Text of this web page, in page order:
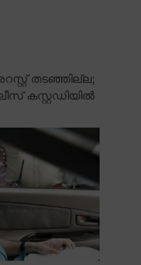
തടഞ്ഞില്ല;
കസ്റ്റഡിയിൽ